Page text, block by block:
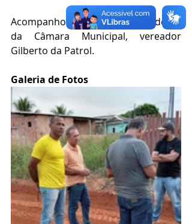
Acompanhou a agenda o  Presidente
da Câmara Municipal, vereador
Gilberto da Patrol.
Galeria de Fotos